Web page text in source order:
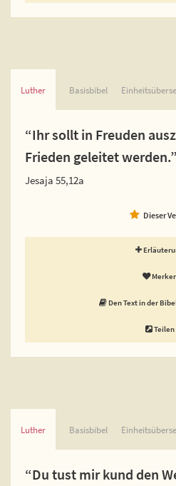
Luther Basisbibel
“Ihr sollt in Freuden
Frieden geleitet werden.”
Jesaja 55,12a
Dieser
Den Text in der
Teilen
Luther Basisbibel
“Du tust mir kund den